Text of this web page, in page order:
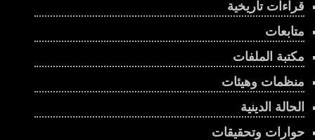
قراءات تاريخية
متابعات
مكتبة الملفات
منظمات وهيئات
الحالة الدينية
حوارات وتحقيقات